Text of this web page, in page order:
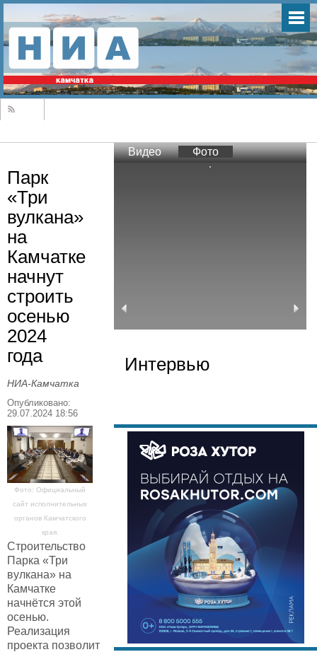
Парк
«Три
вулкана»
на
Камчатке
начнут
строить
осенью
2024
года
НИА-Камчатка
Опубликовано:
29.07.2024 18:56
Фото: Официальный
сайт исполнительных
органов Камчатского
края.
Строительство
Парка «Три
вулкана» на
Камчатке
начнётся этой
осенью.
Реализация
проекта позволит
Видео Фото
Интервью